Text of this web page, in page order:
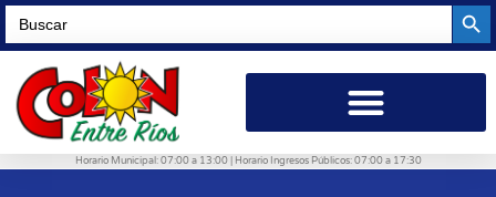
Search
for:
Horario Municipal: 07:00 a 13:00 | Horario Ingresos Públicos: 07:00 a 17:30